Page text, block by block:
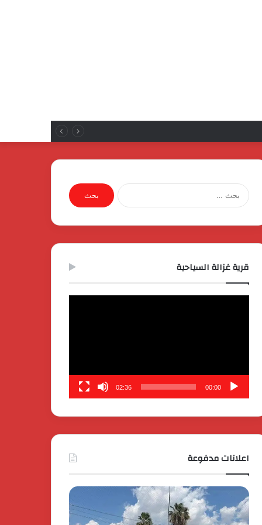
لمصنع الإلكترونيات
البحث
عن:
قرية غزالة السياحية
00:00
02:36
اعلانات مدفوعة
كايي
موتورز
للسيارات
تفاصيل
إطلاق
قمة